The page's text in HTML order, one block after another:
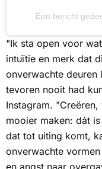
Een bericht
"Ik sta open voor
intuïtie en merk dat
onverwachte deuren
tevoren nooit had
Instagram.
mooier maken: dát
dat tot uiting komt,
onverwachte